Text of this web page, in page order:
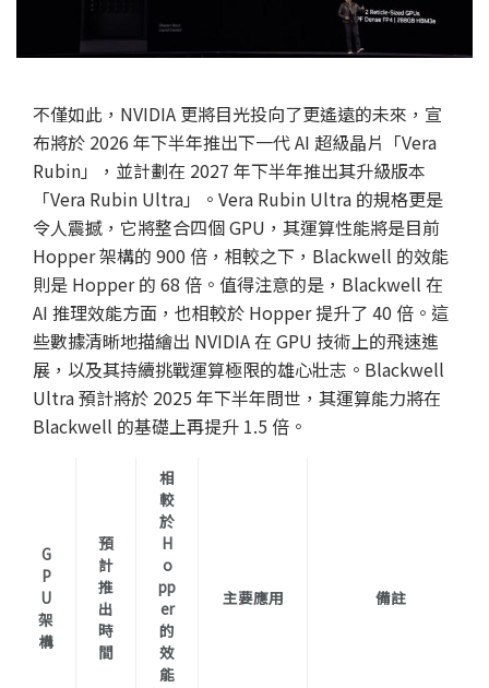
不僅如此，NVIDIA 更將目光投向了更遙遠的未來，宣
布將於 2026 年下半年推出下一代 AI 超級晶片「Vera
Rubin」，並計劃在 2027 年下半年推出其升級版本
「Vera Rubin Ultra」。Vera Rubin Ultra 的規格更是
令人震撼，它將整合四個 GPU，其運算性能將是目前
Hopper 架構的 900 倍，相較之下，Blackwell 的效能
則是 Hopper 的 68 倍。值得注意的是，Blackwell 在
AI 推理效能方面，也相較於 Hopper 提升了 40 倍。這
些數據清晰地描繪出 NVIDIA 在 GPU 技術上的飛速進
展，以及其持續挑戰運算極限的雄心壯志。Blackwell
Ultra 預計將於 2025 年下半年問世，其運算能力將在
Blackwell 的基礎上再提升 1.5 倍。
G
P
U
架
構
預
計
推
出
時
間
相
較
於
H
o
pp
er
的
效
能
主要應用 備註